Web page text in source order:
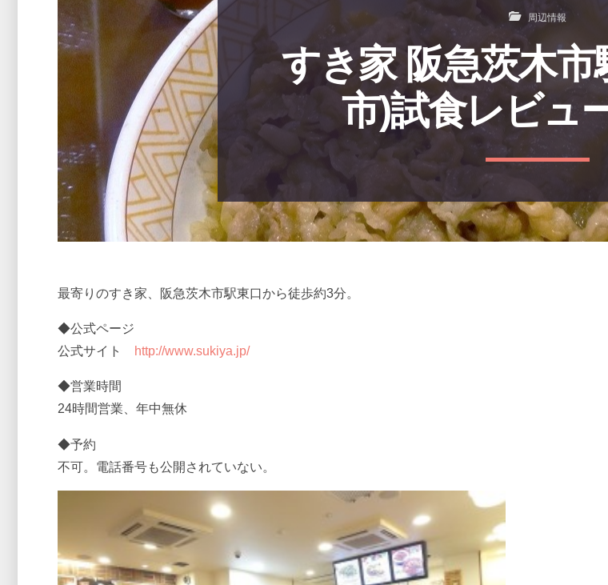
周辺情報
すき家 阪急茨木市
市)試食レビュ
最寄りのすき家、阪急茨木市駅東口から徒歩約3分。
◆公式ページ
公式サイト http://www.sukiya.jp/
◆営業時間
24時間営業、年中無休
◆予約
不可。電話番号も公開されていない。